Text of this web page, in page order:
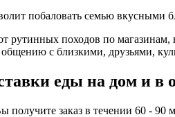
побаловать семью вкусными
рутинных походов по
с близкими, друзьями,
еды на дом и в
получите заказ в течении 60 - 90